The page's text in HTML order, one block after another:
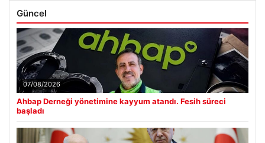
Güncel
07/08/2026
Ahbap Derneği yönetimine kayyum atandı. Fesih süreci
başladı